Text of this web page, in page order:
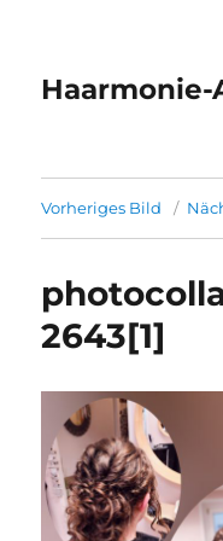
Haarmonie-
Vorheriges Bild
2643[1]